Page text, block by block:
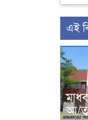
এই
আ/